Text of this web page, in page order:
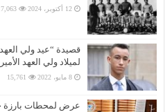
12 أكتوبر، 2024
قصيدة “عيد ولي
لميلاد ولي العهد
8 مايو، 2022 15,761
عرض لمحطات بارزة